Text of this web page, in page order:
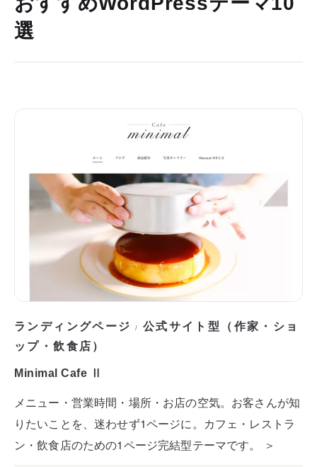
選
ランディングページ / 公式サイト型（作家・ショ
ップ・飲食店）
Minimal Cafe Ⅱ
メニュー・営業時間・場所・お店の空気。お客さんが知
りたいことを、迷わせず1ページに。カフェ・レストラ
ン・飲食店のための1ページ完結型テーマです。 ＞